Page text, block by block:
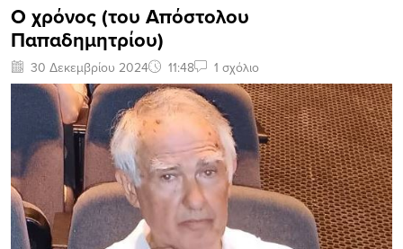
Ο χρόνος (του Απόστολου
Παπαδημητρίου)
30 Δεκεμβρίου 2024 11:48 1 σχόλιο